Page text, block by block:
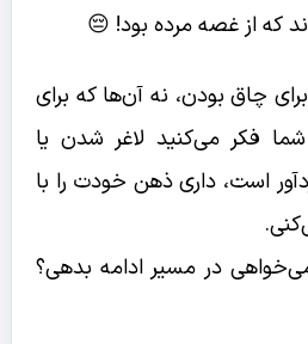
که از غصه مرده بود! 😔
چاق بودن، نه آن‌ها که برای
فکر می‌کنید لاغر شدن یا
است، داری ذهن خودت را با
در مسیر ادامه بدهی؟